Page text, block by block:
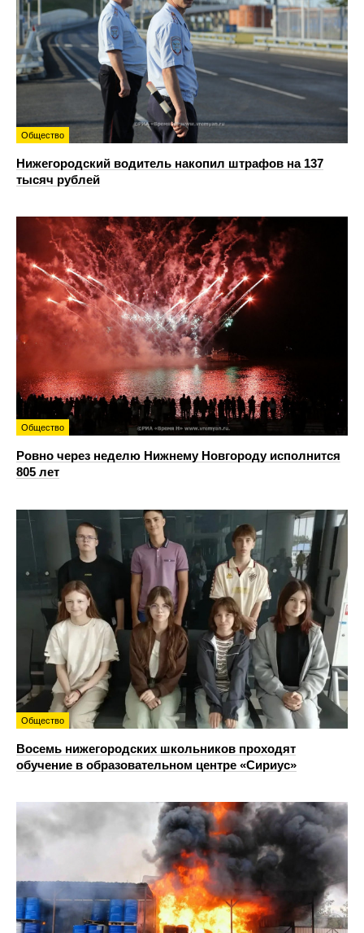
Общество
Нижегородский водитель накопил штрафов на 137
тысяч рублей
Общество
Ровно через неделю Нижнему Новгороду исполнится
805 лет
Общество
Восемь нижегородских школьников проходят
обучение в образовательном центре «Сириус»